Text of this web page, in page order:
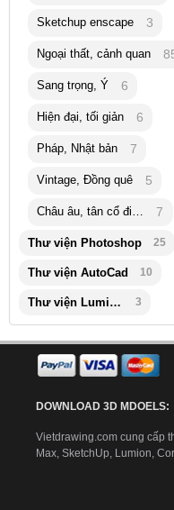
Sketchup enscape 3
Ngoại thất, cảnh quan
Sang trọng, Ý 6
Hiện đại, tối giản 6
Pháp, Nhật bản 7
Vintage, Đồng quê 5
Châu âu, tân cổ điển 7
Thư viện Photoshop 25
Thư viện AutoCad 10
Thư viện Lumion 3
DOWNLOAD 3D MDOELS:
Vietdrawing.com cung cấp
Max, SketchUp, Lumion,